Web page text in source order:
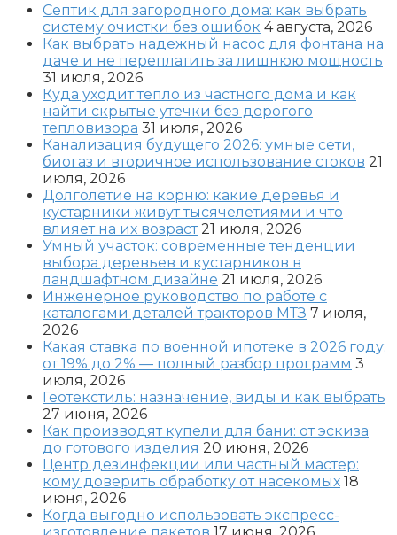
Септик для загородного дома: как выбрать
систему очистки без ошибок 4 августа, 2026
Как выбрать надежный насос для фонтана на
даче и не переплатить за лишнюю мощность
31 июля, 2026
Куда уходит тепло из частного дома и как
найти скрытые утечки без дорогого
тепловизора 31 июля, 2026
Канализация будущего 2026: умные сети,
биогаз и вторичное использование стоков 21
июля, 2026
Долголетие на корню: какие деревья и
кустарники живут тысячелетиями и что
влияет на их возраст 21 июля, 2026
Умный участок: современные тенденции
выбора деревьев и кустарников в
ландшафтном дизайне 21 июля, 2026
Инженерное руководство по работе с
каталогами деталей тракторов МТЗ 7 июля,
2026
Какая ставка по военной ипотеке в 2026 году:
от 19% до 2% — полный разбор программ 3
июля, 2026
Геотекстиль: назначение, виды и как выбрать
27 июня, 2026
Как производят купели для бани: от эскиза
до готового изделия 20 июня, 2026
Центр дезинфекции или частный мастер:
кому доверить обработку от насекомых 18
июня, 2026
Когда выгодно использовать экспресс-